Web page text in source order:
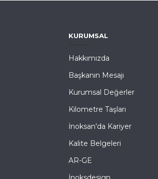
KURUMSAL
Hakkımızda
Başkanın Mesajı
Kurumsal Değerler
Kilometre Taşları
İnoksan'da Kariyer
Kalite Belgeleri
AR-GE